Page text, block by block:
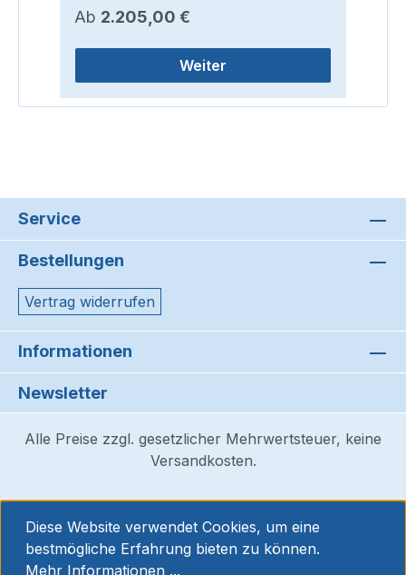
Regulärer Preis:
Ab 2.205,00 €
Weiter
Service
Bestellungen
Vertrag widerrufen
Informationen
Newsletter
Alle Preise zzgl. gesetzlicher Mehrwertsteuer, keine
Versandkosten.
Diese Website verwendet Cookies, um eine
bestmögliche Erfahrung bieten zu können.
Mehr Informationen ...